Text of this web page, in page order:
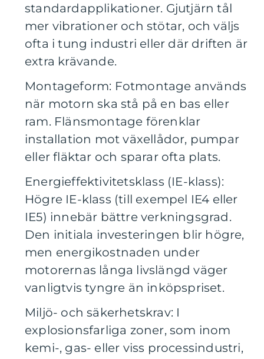
standardapplikationer. Gjutjärn tål
mer vibrationer och stötar, och väljs
ofta i tung industri eller där driften är
extra krävande.
Montageform: Fotmontage används
när motorn ska stå på en bas eller
ram. Flänsmontage förenklar
installation mot växellådor, pumpar
eller fläktar och sparar ofta plats.
Energieffektivitetsklass (IE-klass):
Högre IE-klass (till exempel IE4 eller
IE5) innebär bättre verkningsgrad.
Den initiala investeringen blir högre,
men energikostnaden under
motorernas långa livslängd väger
vanligtvis tyngre än inköpspriset.
Miljö- och säkerhetskrav: I
explosionsfarliga zoner, som inom
kemi-, gas- eller viss processindustri,